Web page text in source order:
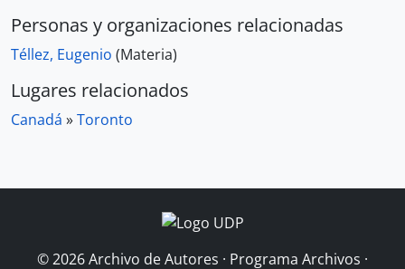
Personas y organizaciones relacionadas
Téllez, Eugenio (Materia)
Lugares relacionados
Canadá »Toronto
© 2026 Archivo de Autores · Programa Archivos ·